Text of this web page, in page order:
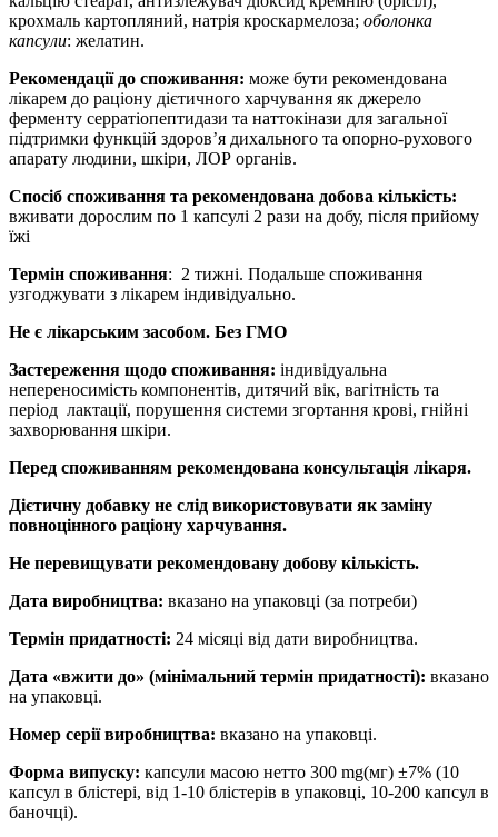
крохмаль картопляний, натрія кроскармелоза; оболонка
капсули: желатин.
Рекомендації до споживання: може бути рекомендована
лікарем до раціону дієтичного харчування як джерело
ферменту серратіопептидази та наттокінази для загальної
підтримки функцій здоров’я дихального та опорно-рухового
апарату людини, шкіри, ЛОР органів.
Спосіб споживання та рекомендована добова кількість:
вживати дорослим по 1 капсулі 2 рази на добу, після прийому
їжі
Термін споживання: 2 тижні. Подальше споживання
узгоджувати з лікарем індивідуально.
Не є лікарським засобом. Без ГМО
Застереження щодо споживання: індивідуальна
непереносимість компонентів, дитячий вік, вагітність та
період лактації, порушення системи згортання крові, гнійні
захворювання шкіри.
Перед споживанням рекомендована консультація лікаря.
Дієтичну добавку не слід використовувати як заміну
повноцінного раціону харчування.
Не перевищувати рекомендовану добову кількість.
Дата виробництва: вказано на упаковці (за потреби)
Термін придатності: 24 місяці від дати виробництва.
Дата «вжити до» (мінімальний термін придатності): вказано
на упаковці.
Номер серії виробництва: вказано на упаковці.
Форма випуску: капсули масою нетто 300 mg(мг) ±7% (10
капсул в блістері, від 1-10 блістерів в упаковці, 10-200 капсул в
баночці).